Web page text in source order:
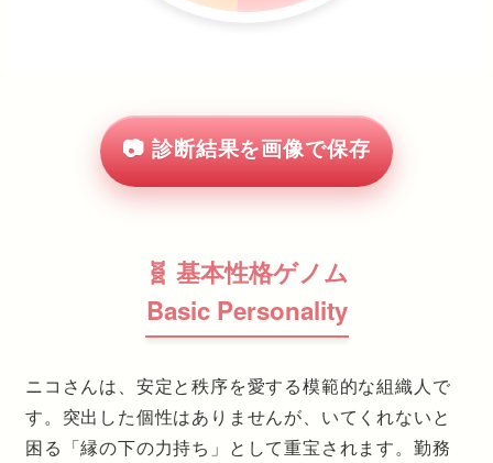
📷 診断結果を画像で保存
🧬 基本性格ゲノム
Basic Personality
ニコさんは、安定と秩序を愛する模範的な組織人で
す。突出した個性はありませんが、いてくれないと
困る「縁の下の力持ち」として重宝されます。勤務